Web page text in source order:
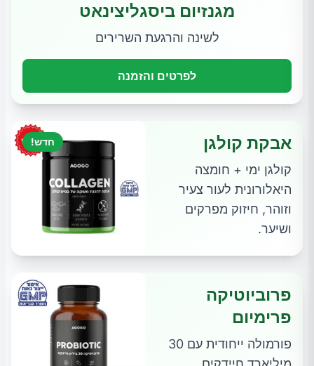
מגנזיום ביסגליצינאט
לשינה והרגעת השרירים
לפרטים והזמנה
חדש! אבקת קולגן
קולגן ימי + חומצה
היאלורונית לעור צעיר
וזוהר, חיזוק מפרקים
ושיער.
פרוביוטיקה
פרימיום
פורמולה ייחודית עם 30